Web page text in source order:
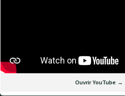
Ouvrir YouTube →